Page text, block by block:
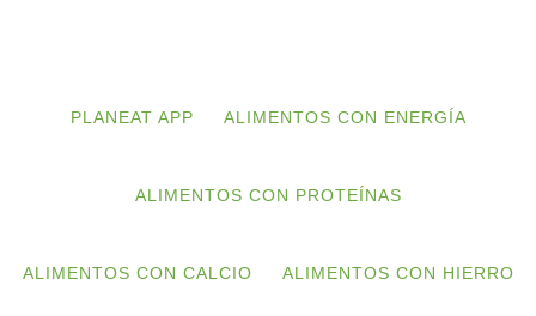
navigationPLANEAT APP ALIMENTOS CON ENERGÍA
ALIMENTOS CON PROTEÍNAS
ALIMENTOS CON CALCIO ALIMENTOS CON HIERRO